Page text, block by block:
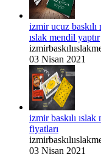
izmir ucuz
ıslak mendil yaptır
03 Nisan 2021
izmir baskılı
fiyatları
03 Nisan 2021